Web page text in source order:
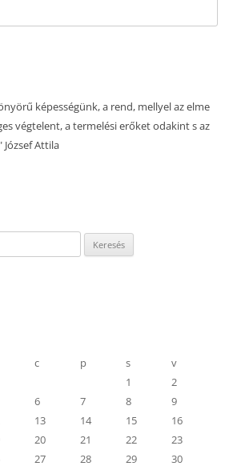
képességünk, a rend, mellyel az elme
végtelent, a termelési erőket odakint s az
Attila
c p s
v
1
2
6 7 8
9
13 14 15
16
20 21 22
23
27 28 29
30